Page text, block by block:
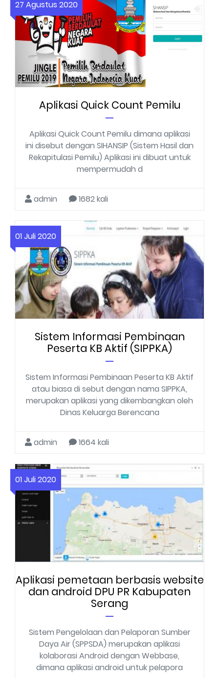
27 Agustus 2020
Aplikasi Quick Count Pemilu
Aplikasi Quick Count Pemilu dimana aplikasi
ini disebut dengan SIHANSIP (Sistem Hasil dan
Rekapitulasi Pemilu) Aplikasi ini dibuat untuk
mempermudah d
admin 1682 kali
01 Juli 2020
Sistem Informasi Pembinaan
Peserta KB Aktif (SIPPKA)
Sistem Informasi Pembinaan Peserta KB Aktif
atau biasa di sebut dengan nama SIPPKA,
merupakan aplikasi yang dikembangkan oleh
Dinas Keluarga Berencana
admin 1664 kali
01 Juli 2020
Aplikasi pemetaan berbasis website
dan android DPU PR Kabupaten
Serang
Sistem Pengelolaan dan Pelaporan Sumber
Daya Air (SPPSDA) merupakan aplikasi
kolaborasi Android dengan Webbase,
dimana aplikasi android untuk pelapora